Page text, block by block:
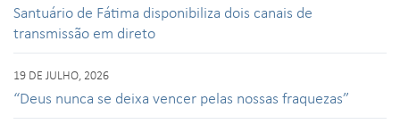
Santuário de Fátima disponibiliza dois canais de
transmissão em direto
19 DE JULHO, 2026
“Deus nunca se deixa vencer pelas nossas fraquezas”